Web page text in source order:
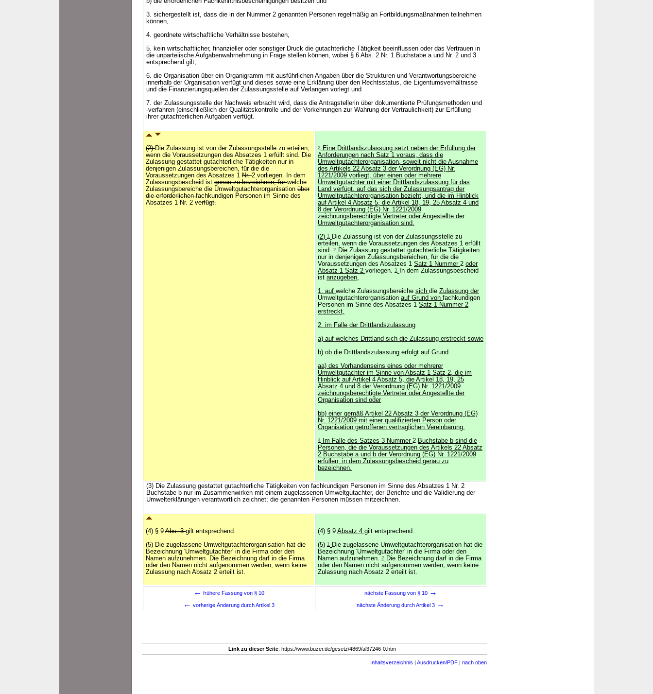
3. sichergestellt ist, dass die in der Nummer 2 genannten Personen regelmäßig an Fortbildungsmaßnahmen teilnehmen
können,
4. geordnete wirtschaftliche Verhältnisse bestehen,
5. kein wirtschaftlicher, finanzieller oder sonstiger Druck die gutachterliche Tätigkeit beeinflussen oder das Vertrauen in
die unparteiische Aufgabenwahrnehmung in Frage stellen können, wobei § 6 Abs. 2 Nr. 1 Buchstabe a und Nr. 2 und 3
entsprechend gilt,
6. die Organisation über ein Organigramm mit ausführlichen Angaben über die Strukturen und Verantwortungsbereiche
innerhalb der Organisation verfügt und dieses sowie eine Erklärung über den Rechtsstatus, die Eigentumsverhältnisse
und die Finanzierungsquellen der Zulassungsstelle auf Verlangen vorlegt und
7. der Zulassungsstelle der Nachweis erbracht wird, dass die Antragstellerin über dokumentierte Prüfungsmethoden und
-verfahren (einschließlich der Qualitätskontrolle und der Vorkehrungen zur Wahrung der Vertraulichkeit) zur Erfüllung
ihrer gutachterlichen Aufgaben verfügt.
(2)Die Zulassung ist von der Zulassungsstelle zu erteilen,
wenn die Voraussetzungen des Absatzes 1 erfüllt sind. Die
Zulassung gestattet gutachterliche Tätigkeiten nur in
denjenigen Zulassungsbereichen, für die die
Voraussetzungen des Absatzes 1 Nr.2 vorliegen. In dem
Zulassungsbescheid ist genau zu bezeichnen, fürwelche
Zulassungsbereiche die Umweltgutachterorganisation über
die erforderlichenfachkundigen Personen im Sinne des
Absatzes 1 Nr. 2 verfügt.
2
Eine Drittlandszulassung setzt neben der Erfüllung der
Anforderungen nach Satz 1 voraus, dass die
Umweltgutachterorganisation, soweit nicht die Ausnahme
des Artikels 22 Absatz 3 der Verordnung (EG) Nr.
1221/2009 vorliegt, über einen oder mehrere
Umweltgutachter mit einer Drittlandszulassung für das
Land verfügt, auf das sich der Zulassungsantrag der
Umweltgutachterorganisation bezieht, und die im Hinblick
auf Artikel 4 Absatz 5, die Artikel 18, 19, 25 Absatz 4 und
8 der Verordnung (EG) Nr. 1221/2009
zeichnungsberechtigte Vertreter oder Angestellte der
Umweltgutachterorganisation sind.
(2) 1
Die Zulassung ist von der Zulassungsstelle zu
erteilen, wenn die Voraussetzungen des Absatzes 1 erfüllt
sind. 2
Die Zulassung gestattet gutachterliche Tätigkeiten
nur in denjenigen Zulassungsbereichen, für die die
Voraussetzungen des Absatzes 1 Satz 1 Nummer 2 oder
Absatz 1 Satz 2 vorliegen. 3
In dem Zulassungsbescheid
ist anzugeben,
1. auf welche Zulassungsbereiche sich die Zulassung der
Umweltgutachterorganisation auf Grund von fachkundigen
Personen im Sinne des Absatzes 1 Satz 1 Nummer 2
erstreckt,
2. im Falle der Drittlandszulassung
a) auf welches Drittland sich die Zulassung erstreckt sowie
b) ob die Drittlandszulassung erfolgt auf Grund
aa) des Vorhandenseins eines oder mehrerer
Umweltgutachter im Sinne von Absatz 1 Satz 2, die im
Hinblick auf Artikel 4 Absatz 5, die Artikel 18, 19, 25
Absatz 4 und 8 der Verordnung (EG) Nr. 1221/2009
zeichnungsberechtigte Vertreter oder Angestellte der
Organisation sind oder
bb) einer gemäß Artikel 22 Absatz 3 der Verordnung (EG)
Nr. 1221/2009 mit einer qualifizierten Person oder
Organisation getroffenen vertraglichen Vereinbarung.
4 Im Falle des Satzes 3 Nummer 2 Buchstabe b sind die
Personen, die die Voraussetzungen des Artikels 22 Absatz
2 Buchstabe a und b der Verordnung (EG) Nr. 1221/2009
erfüllen, in dem Zulassungsbescheid genau zu
bezeichnen.
(3) Die Zulassung gestattet gutachterliche Tätigkeiten von fachkundigen Personen im Sinne des Absatzes 1 Nr. 2
Buchstabe b nur im Zusammenwirken mit einem zugelassenen Umweltgutachter, der Berichte und die Validierung der
Umwelterklärungen verantwortlich zeichnet; die genannten Personen müssen mitzeichnen.
(4) § 9 Abs. 3gilt entsprechend.
(5) Die zugelassene Umweltgutachterorganisation hat die
Bezeichnung 'Umweltgutachter' in die Firma oder den
Namen aufzunehmen. Die Bezeichnung darf in die Firma
oder den Namen nicht aufgenommen werden, wenn keine
Zulassung nach Absatz 2 erteilt ist.
(4) § 9 Absatz 4 gilt entsprechend.
(5) 1
Die zugelassene Umweltgutachterorganisation hat die
Bezeichnung 'Umweltgutachter' in die Firma oder den
Namen aufzunehmen. 2
Die Bezeichnung darf in die Firma
oder den Namen nicht aufgenommen werden, wenn keine
Zulassung nach Absatz 2 erteilt ist.
← frühere Fassung von § 10 nächste Fassung von § 10 →
← vorherige Änderung durch Artikel 3 nächste Änderung durch Artikel 3 →
Link zu dieser Seite: https://www.buzer.de/gesetz/4869/al37246-0.htm
Inhaltsverzeichnis | Ausdrucken/PDF | nach oben